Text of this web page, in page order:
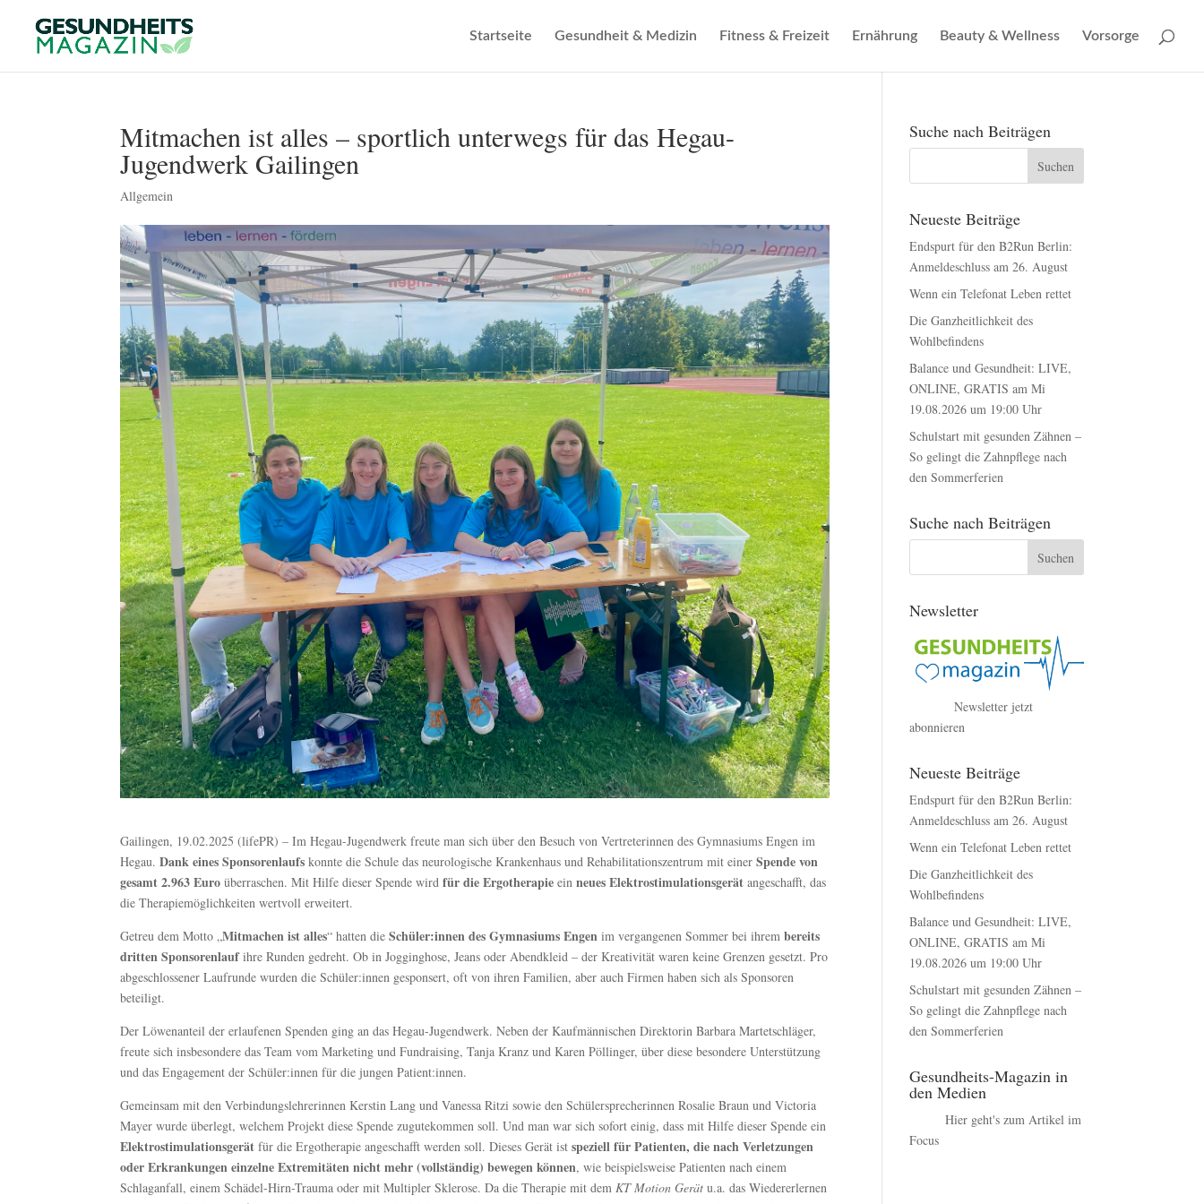
Startseite Gesundheit & Medizin Fitness & Freizeit Ernährung Beauty & Wellness Vorsorge
Mitmachen ist alles – sportlich unterwegs für das Hegau-
Jugendwerk Gailingen
Allgemein
Gailingen, 19.02.2025 (lifePR) – Im Hegau-Jugendwerk freute man sich über den Besuch von Vertreterinnen des Gymnasiums Engen im
Hegau.Dank eines Sponsorenlaufs konnte die Schule das neurologische Krankenhaus und Rehabilitationszentrum mit einerSpende von
gesamt 2.963 Euro überraschen. Mit Hilfe dieser Spende wirdfür die Ergotherapie einneues Elektrostimulationsgerät angeschafft, das
die Therapiemöglichkeiten wertvoll erweitert.
Getreu dem Motto „Mitmachen ist alles“ hatten dieSchüler:innen des Gymnasiums Engen im vergangenen Sommer bei ihrembereits
dritten Sponsorenlaufihre Runden gedreht. Ob in Jogginghose, Jeans oder Abendkleid – der Kreativität waren keine Grenzen gesetzt. Pro
abgeschlossener Laufrunde wurden die Schüler:innen gesponsert, oft von ihren Familien, aber auch Firmen haben sich als Sponsoren
beteiligt.
Der Löwenanteil der erlaufenen Spenden ging an das Hegau-Jugendwerk. Neben der Kaufmännischen Direktorin Barbara Martetschläger,
freute sich insbesondere das Team vom Marketing und Fundraising, Tanja Kranz und Karen Pöllinger, über diese besondere Unterstützung
und das Engagement der Schüler:innen für die jungen Patient:innen.
Gemeinsam mit den Verbindungslehrerinnen Kerstin Lang und Vanessa Ritzi sowie den Schülersprecherinnen Rosalie Braun und Victoria
Mayer wurde überlegt, welchem Projekt diese Spende zugutekommen soll. Und man war sich sofort einig, dass mit Hilfe dieser Spende ein
Elektrostimulationsgerät für die Ergotherapie angeschafft werden soll. Dieses Gerät istspeziell für Patienten, die nach Verletzungen
oder Erkrankungen einzelne Extremitäten nicht mehr (vollständig) bewegen können, wie beispielsweise Patienten nach einem
Schlaganfall, einem Schädel-Hirn-Trauma oder mit Multipler Sklerose. Da die Therapie mit demKT Motion Gerät u.a. das Wiedererlernen
Suche nach Beiträgen
Neueste Beiträge
Endspurt für den B2Run Berlin:
Anmeldeschluss am 26. August
Wenn ein Telefonat Leben rettet
Die Ganzheitlichkeit des
Wohlbefindens
Balance und Gesundheit: LIVE,
ONLINE, GRATIS am Mi
19.08.2026 um 19:00 Uhr
Schulstart mit gesunden Zähnen –
So gelingt die Zahnpflege nach
den Sommerferien
Suche nach Beiträgen
Newsletter
Newsletter jetzt
abonnieren
Neueste Beiträge
Endspurt für den B2Run Berlin:
Anmeldeschluss am 26. August
Wenn ein Telefonat Leben rettet
Die Ganzheitlichkeit des
Wohlbefindens
Balance und Gesundheit: LIVE,
ONLINE, GRATIS am Mi
19.08.2026 um 19:00 Uhr
Schulstart mit gesunden Zähnen –
So gelingt die Zahnpflege nach
den Sommerferien
Gesundheits-Magazin in
den Medien
Hier geht's zum Artikel im
Focus